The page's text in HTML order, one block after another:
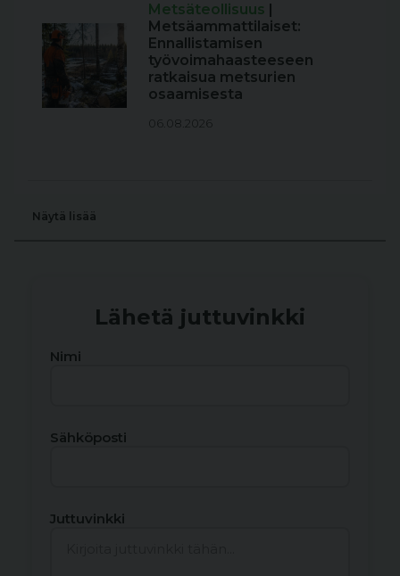
Metsäteollisuus
Metsäammattilaiset:
Ennallistamisen
työvoimahaasteeseen
ratkaisua metsurien
osaamisesta
06.08.2026
Näytä lisää
Lähetä juttuvinkki
Nimi
Sähköposti
Juttuvinkki